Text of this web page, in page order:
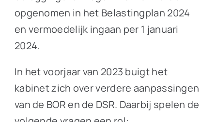
opgenomen in het Belastingplan 2024
en vermoedelijk ingaan per 1 januari
2024.
In het voorjaar van 2023 buigt het
kabinet zich over verdere aanpassingen
van de BOR en de DSR. Daarbij spelen de